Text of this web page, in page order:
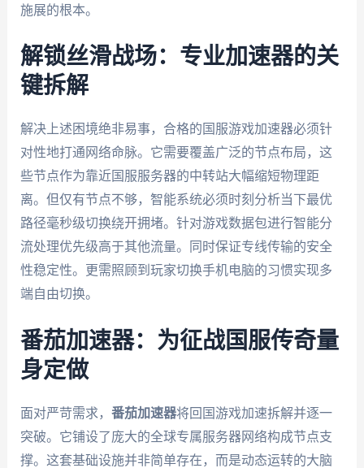
施展的根本。
解锁丝滑战场：专业加速器的关
键拆解
解决上述困境绝非易事，合格的国服游戏加速器必须针
对性地打通网络命脉。它需要覆盖广泛的节点布局，这
些节点作为靠近国服服务器的中转站大幅缩短物理距
离。但仅有节点不够，智能系统必须时刻分析当下最优
路径毫秒级切换绕开拥堵。针对游戏数据包进行智能分
流处理优先级高于其他流量。同时保证专线传输的安全
性稳定性。更需照顾到玩家切换手机电脑的习惯实现多
端自由切换。
番茄加速器：为征战国服传奇量
身定做
面对严苛需求， 番茄加速器将回国游戏加速拆解并逐一
突破。它铺设了庞大的全球专属服务器网络构成节点支
撑。这套基础设施并非简单存在，而是动态运转的大脑